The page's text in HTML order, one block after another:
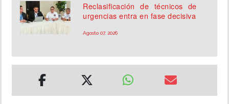
Reclasificación de técnicos de
urgencias entra en fase decisiva
Agosto 07, 2026